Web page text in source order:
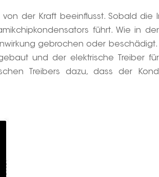
der Kraft beeinflusst. Sobald die
führt. Wie in
gebrochen oder beschädigt.
und der elektrische Treiber
Treibers dazu, dass der